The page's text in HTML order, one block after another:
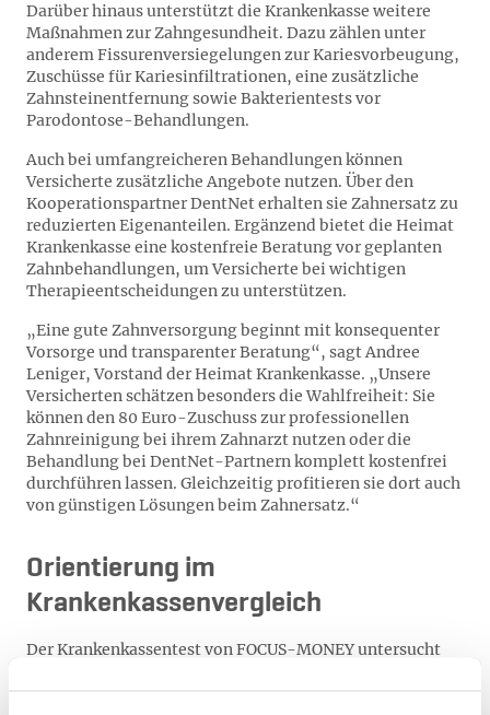
Darüber hinaus unterstützt die Krankenkasse weitere
Maßnahmen zur Zahngesundheit. Dazu zählen unter
anderem Fissurenversiegelungen zur Kariesvorbeugung,
Zuschüsse für Kariesinfiltrationen, eine zusätzliche
Zahnsteinentfernung sowie Bakterientests vor
Parodontose-Behandlungen.
Auch bei umfangreicheren Behandlungen können
Versicherte zusätzliche Angebote nutzen. Über den
Kooperationspartner DentNet erhalten sie Zahnersatz zu
reduzierten Eigenanteilen. Ergänzend bietet die Heimat
Krankenkasse eine kostenfreie Beratung vor geplanten
Zahnbehandlungen, um Versicherte bei wichtigen
Therapieentscheidungen zu unterstützen.
„Eine gute Zahnversorgung beginnt mit konsequenter
Vorsorge und transparenter Beratung“, sagt Andree
Leniger, Vorstand der Heimat Krankenkasse. „Unsere
Versicherten schätzen besonders die Wahlfreiheit: Sie
können den 80 Euro-Zuschuss zur professionellen
Zahnreinigung bei ihrem Zahnarzt nutzen oder die
Behandlung bei DentNet-Partnern komplett kostenfrei
durchführen lassen. Gleichzeitig profitieren sie dort auch
von günstigen Lösungen beim Zahnersatz.“
Orientierung im
Krankenkassenvergleich
Der Krankenkassentest von FOCUS-MONEY untersucht